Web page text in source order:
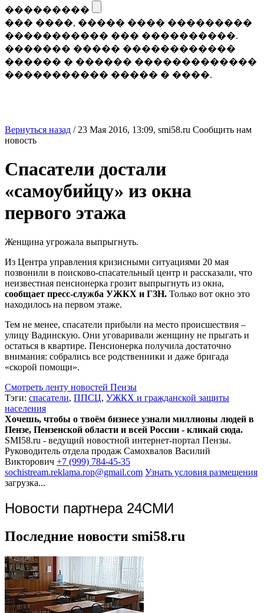
���������
��� ����, ����� ���� ���������
����������� ��� ����������.
������� ����� ������������
������ � ������ �������������
����������� ����� � ����.
Вернуться назад / 23 Мая 2016, 13:09, smi58.ru Сообщить нам
новость
Спасатели достали
«самоубийцу» из окна
первого этажа
Женщина угрожала выпрыгнуть.
Из Центра управления кризисными ситуациями 20 мая
позвонили в поисково-спасательный центр и рассказали, что
неизвестная пенсионерка грозит выпрыгнуть из окна,
сообщает пресс-служба УЖКХ и ГЗН. Только вот окно это
находилось на первом этаже.
Тем не менее, спасатели прибыли на место происшествия –
улицу Вадинскую. Они уговаривали женщину не прыгать и
остаться в квартире. Пенсионерка получила достаточно
внимания: собрались все родственники и даже бригада
«скорой помощи».
Смотреть ленту новостей Пензы
Тэги: спасатели, ППСЦ, УЖКХ и гражданской защиты
населения
Хочешь, чтобы о твоём бизнесе узнали миллионы людей в
Пензе, Пензенской области и всей России - кликай сюда.
SMI58.ru - ведущий новостной интернет-портал Пензы.
Руководитель отдела продаж Самохвалов Василий
Викторович +7 (999) 784-45-35
sochistream.reklama.rop@gmail.com Узнать условия размещения
загрузка...
Новости партнера 24СМИ
Последние новости smi58.ru